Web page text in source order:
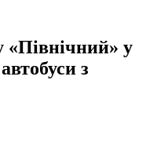
«Північний» у
з